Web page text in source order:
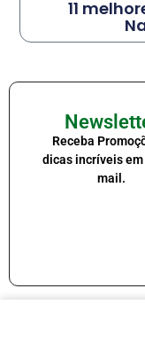
11
Receba
dicas incríveis em
mail.